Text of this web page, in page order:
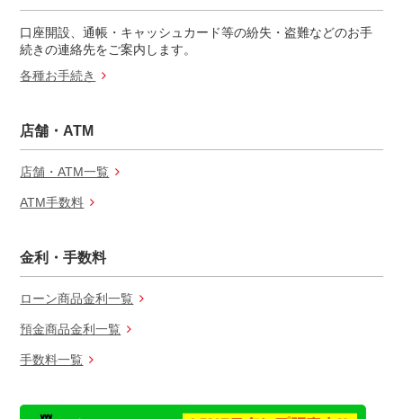
口座開設、通帳・キャッシュカード等の紛失・盗難などのお手
続きの連絡先をご案内します。
各種お手続き
店舗・ATM
店舗・ATM一覧
ATM手数料
金利・手数料
ローン商品金利一覧
預金商品金利一覧
手数料一覧